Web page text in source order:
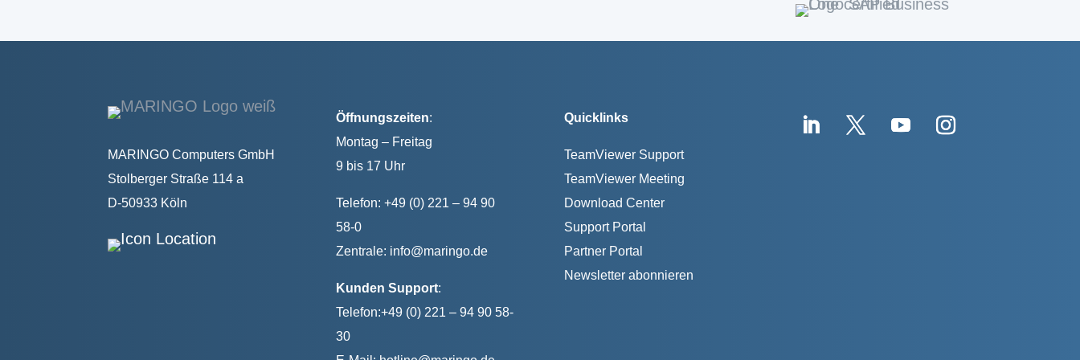
MARINGO Computers GmbH
Stolberger Straße 114 a
D-50933 Köln
Öffnungszeiten:
Montag – Freitag
9 bis 17 Uhr
Telefon: +49 (0) 221 – 94 90
58-0
Zentrale: info@maringo.de
Kunden Support:
Telefon:+49 (0) 221 – 94 90 58-
30
Quicklinks
TeamViewer Support
TeamViewer Meeting
Download Center
Support Portal
Partner Portal
Newsletter abonnieren